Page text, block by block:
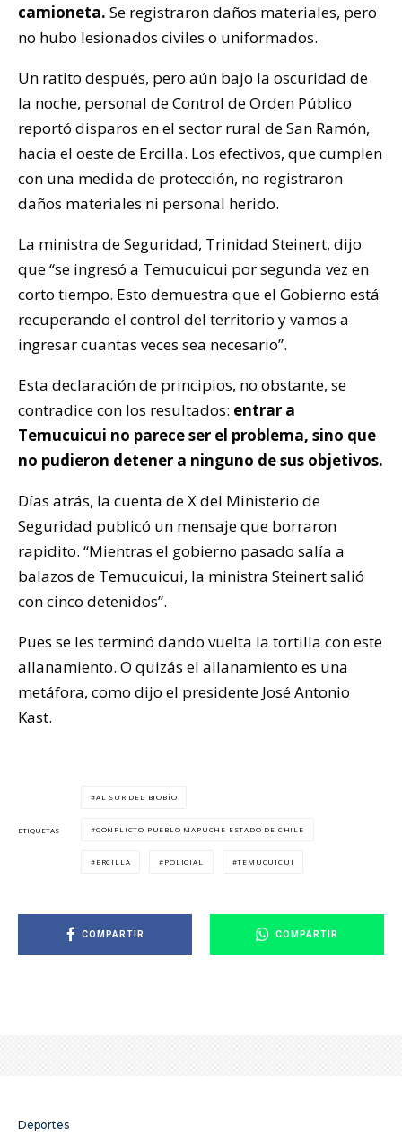
camioneta. Se registraron daños materiales, pero
no hubo lesionados civiles o uniformados.
Un ratito después, pero aún bajo la oscuridad de
la noche, personal de Control de Orden Público
reportó disparos en el sector rural de San Ramón,
hacia el oeste de Ercilla. Los efectivos, que cumplen
con una medida de protección, no registraron
daños materiales ni personal herido.
La ministra de Seguridad, Trinidad Steinert, dijo
que “se ingresó a Temucuicui por segunda vez en
corto tiempo. Esto demuestra que el Gobierno está
recuperando el control del territorio y vamos a
ingresar cuantas veces sea necesario”.
Esta declaración de principios, no obstante, se
contradice con los resultados: entrar a
Temucuicui no parece ser el problema, sino que
no pudieron detener a ninguno de sus objetivos.
Días atrás, la cuenta de X del Ministerio de
Seguridad publicó un mensaje que borraron
rapidito. “Mientras el gobierno pasado salía a
balazos de Temucuicui, la ministra Steinert salió
con cinco detenidos”.
Pues se les terminó dando vuelta la tortilla con este
allanamiento. O quizás el allanamiento es una
metáfora, como dijo el presidente José Antonio
Kast.
ETIQUETAS
AL SUR DEL BIOBÍO
CONFLICTO PUEBLO MAPUCHE ESTADO DE CHILE
ERCILLA POLICIAL TEMUCUICUI
COMPARTIR COMPARTIR
Deportes